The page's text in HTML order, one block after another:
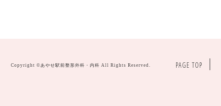
PAGE TOP
Copyright © あやせ駅前整形外科・内科 All Rights Reserved.